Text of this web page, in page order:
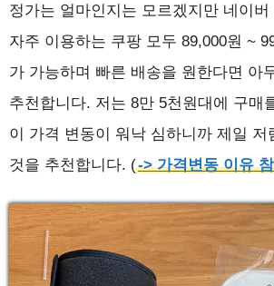
정가는 얼마인지는 모르겠지만 네이
자주 이용하는 쿠팡 모두 89,000원 ~
가 가능하며 빠른 배송을 원한다면 아
추천합니다. 저는 8만 5천원대에 구매
이 가격 변동이 워낙 심하니까 제일 저
것을 추천합니다. (-> 가격변동 이유